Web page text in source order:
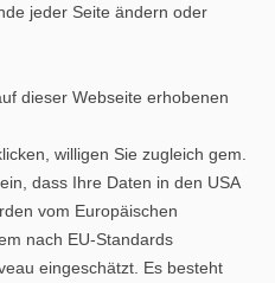
jeder Seite ändern oder
dieser Webseite erhobenen
willigen Sie zugleich gem.
dass Ihre Daten in den USA
vom Europäischen
nach EU-Standards
eingeschätzt. Es besteht